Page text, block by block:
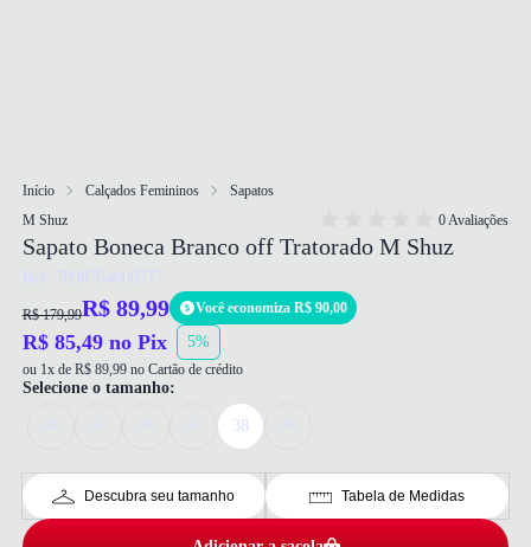
Início Calçados Femininos
Sapatos
M Shuz
0 Avaliações
Sapato Boneca Branco off Tratorado M Shuz
Ref: 7898764000717
R$ 179,99R$ 89,99 Você economiza R$ 90,00
R$ 85,49 no Pix 5%
ou 1x de R$ 89,99 no Cartão de crédito
Selecione o tamanho:
38
Descubra seu tamanho Tabela de Medidas